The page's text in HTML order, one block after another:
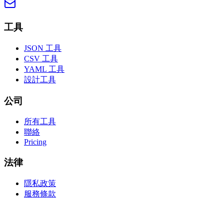
工具
JSON 工具
CSV 工具
YAML 工具
設計工具
公司
所有工具
聯絡
Pricing
法律
隱私政策
服務條款